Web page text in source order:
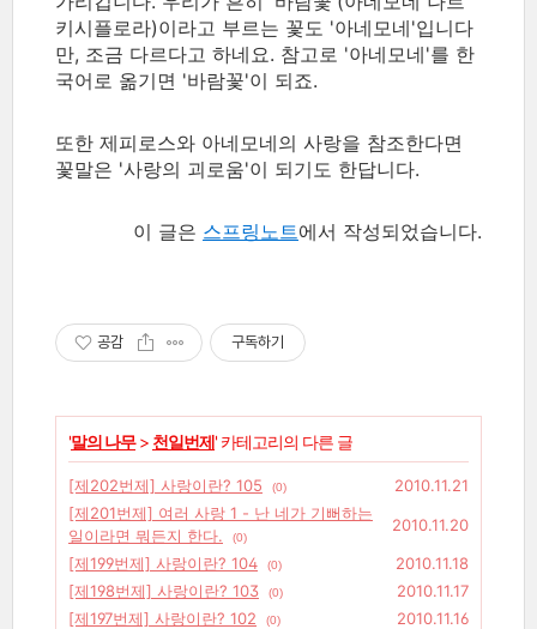
키시플로라)이라고 부르는 꽃도 '아네모네'입니다
만, 조금 다르다고 하네요. 참고로 '아네모네'를 한
국어로 옮기면 '바람꽃'이 되죠.
또한 제피로스와 아네모네의 사랑을 참조한다면
꽃말은 '사랑의 괴로움'이 되기도 한답니다.
이 글은 스프링노트에서 작성되었습니다.
공감 구독하기
'말의 나무> 천일번제' 카테고리의 다른 글
[제202번제] 사랑이란? 105 (0)
2010.11.21
[제201번제] 여러 사랑 1 - 난 네가 기뻐하는
일이라면 뭐든지 한다.
(0)
2010.11.20
[제199번제] 사랑이란? 104
(0)
2010.11.18
[제198번제] 사랑이란? 103
(0)
2010.11.17
[제197번제] 사랑이란? 102
(0) 2010.11.16